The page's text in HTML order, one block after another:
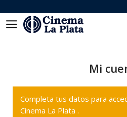
Mi
Completa tus datos para
Cinema La Plata .